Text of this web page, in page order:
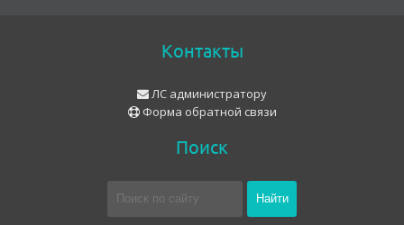
Контакты
ЛС администратору
Форма обратной связи
Поиск